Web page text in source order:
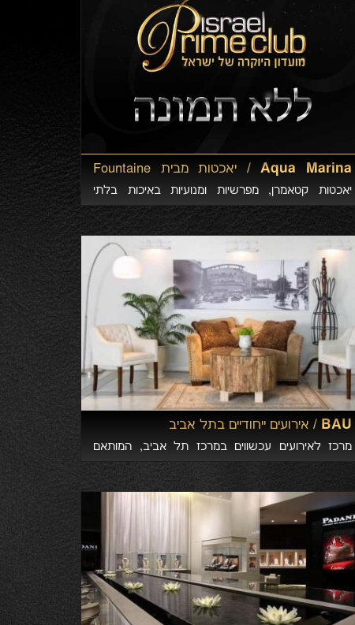
Aqua Marina /
יאכטות מבית Fountaine
Pajot
יאכטות קטאמרן, מפרשיות ומנועיות באיכות בלתי
מתפשרת
BAU / אירועים ייחודיים בתל אביב
מרכז לאירועים עכשווים במרכז תל אביב, המותאם
לאלו מכם השבויים בקסם הייחודי של
המטרופולין.קבלת פנים בגינה אורבאנית המשקיפה אל
מגדליה הבוהקים של תל אביב לצד חלל באוהאוס
מרהיב, חכם ופתוח.